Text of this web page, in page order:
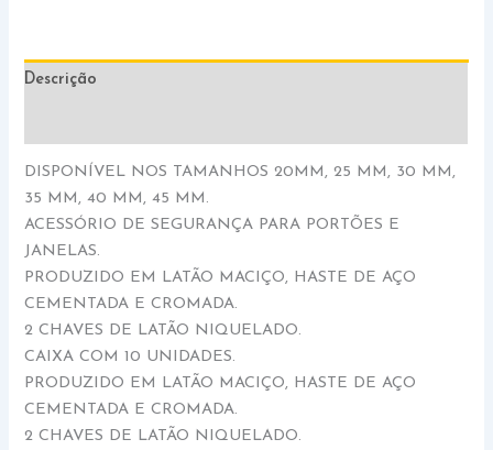
Descrição
DISPONÍVEL NOS TAMANHOS 20MM, 25 MM, 30 MM,
35 MM, 40 MM, 45 MM.
ACESSÓRIO DE SEGURANÇA PARA PORTÕES E
JANELAS.
PRODUZIDO EM LATÃO MACIÇO, HASTE DE AÇO
CEMENTADA E CROMADA.
2 CHAVES DE LATÃO NIQUELADO.
CAIXA COM 10 UNIDADES.
PRODUZIDO EM LATÃO MACIÇO, HASTE DE AÇO
CEMENTADA E CROMADA.
2 CHAVES DE LATÃO NIQUELADO.